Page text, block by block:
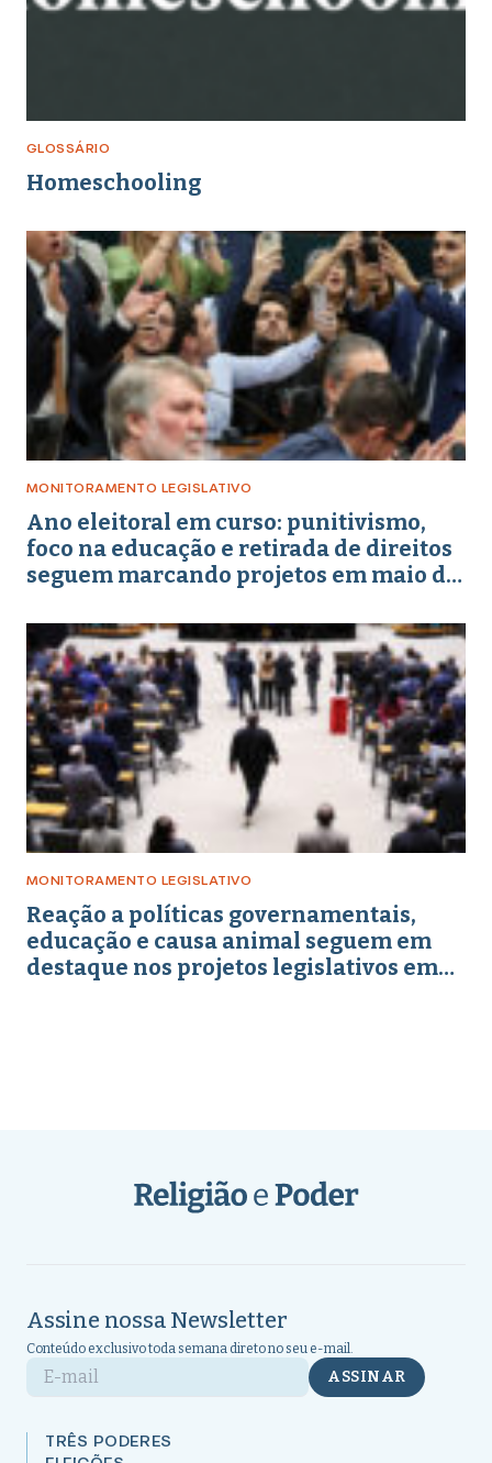
GLOSSÁRIO
Homeschooling
MONITORAMENTO LEGISLATIVO
Ano eleitoral em curso: punitivismo,
foco na educação e retirada de direitos
seguem marcando projetos em maio de
MONITORAMENTO LEGISLATIVO
Reação a políticas governamentais,
educação e causa animal seguem em
destaque nos projetos legislativos em
Assine nossa Newsletter
Conteúdo exclusivo toda semana direto no seu e-mail.
E-mail ASSINAR
TRÊS PODERES